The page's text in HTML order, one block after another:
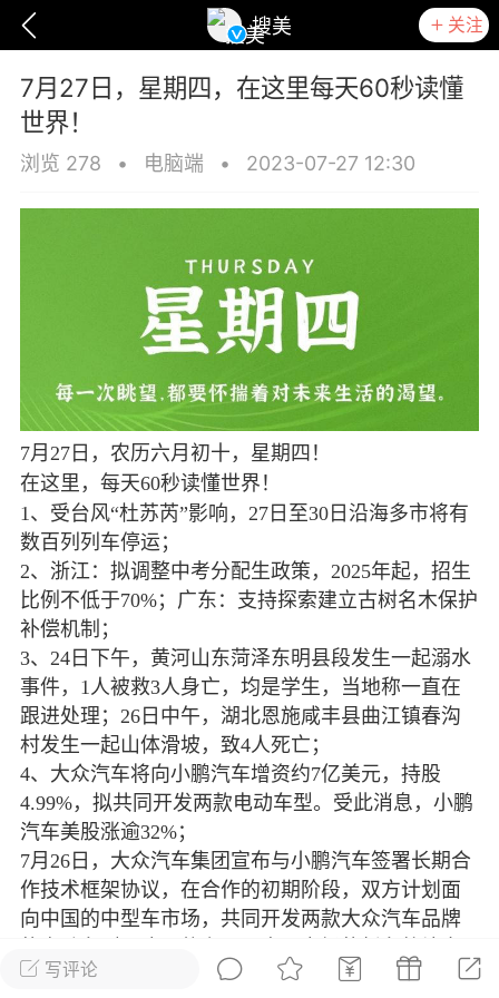
搜美 关注
爆汗熊 卡卡动能素 无创溶斑术
美业357 芯诗妍 卡卡美业
每次200金币 点击购买
师
脂
卡卡动能素
皇斯普拉雅
建术
DRYY面膜 微晶溶斑术
爆款平台 Lv.8 靓号
加盟商
26 23:18
电脑端 美业资讯
闪充小白罐
本/双效闪充，养出紧致小白脸！一、项
充小白罐 = 闪充大白肌（仪器）× 草本
产品）×极光嫩肤啫喱（产品）这是一套
护...写评论
7月27日，星期四，在这里每天60秒读懂
世界！
浏览 278 • 电脑端 • 2023-07-27 12:30
7月27日，农历六月初十，星期四！
在这里，每天60秒读懂世界！
1、受台风“杜苏芮”影响，27日至30日沿海多市将有
数百列列车停运；
2、浙江：拟调整中考分配生政策，2025年起，招生
比例不低于70%；广东：支持探索建立古树名木保护
补偿机制；
3、24日下午，黄河山东菏泽东明县段发生一起溺水
事件，1人被救3人身亡，均是学生，当地称一直在
跟进处理；26日中午，湖北恩施咸丰县曲江镇春沟
村发生一起山体滑坡，致4人死亡；
4、大众汽车将向小鹏汽车增资约7亿美元，持股
4.99%，拟共同开发两款电动车型。受此消息，小鹏
汽车美股涨逾32%；
7月26日，大众汽车集团宣布与小鹏汽车签署长期合
作技术框架协议，在合作的初期阶段，双方计划面
向中国的中型车市场，共同开发两款大众汽车品牌
基于 MEB 平台的产品组合，并计划于 2026年走向